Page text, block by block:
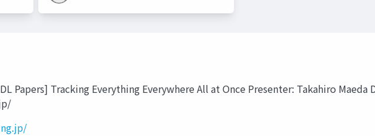
[DL Papers] Tracking Everything Everywhere All at Once Presenter: Takahiro